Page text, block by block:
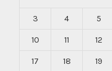
3 4 5
10 11 12
17 18 19